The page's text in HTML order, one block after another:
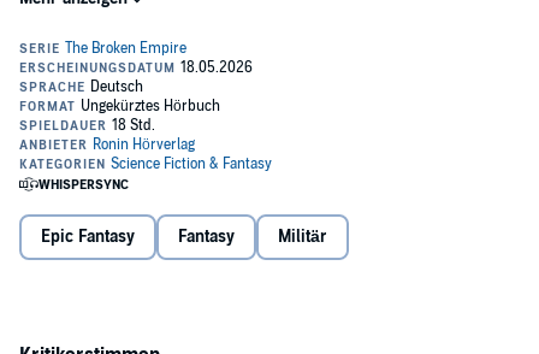
Während das Reich im Krieg versinkt, marschiert eine
übermächtige Armee auf seine Burg zu – zwanzigtausend Mann,
angeführt von einem strahlenden Krieger, den das Volk bereits als
Retter feiert. Jeder gute König würde sich beugen, um sein Reich zu
bewahren.
Doch Jorg ist kein guter König.
Zwischen ihm und dem Feind steht mehr als nur ein Heer.
Katherine ap Scorron – klug, unerreichbar, auf der Seite seines
Gegners – ist zugleich Verheißung und Gefahr. Während Verrat und
Epic Fantasy Fantasy Militär